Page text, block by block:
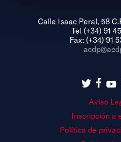
Calle Isaac Peral, 58
Tel (+34) 91
Fax: (+34) 91
Aviso
Inscripción a
Política de